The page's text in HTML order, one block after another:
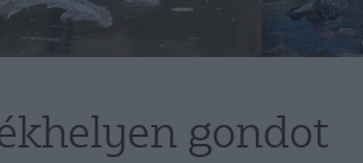
gondot